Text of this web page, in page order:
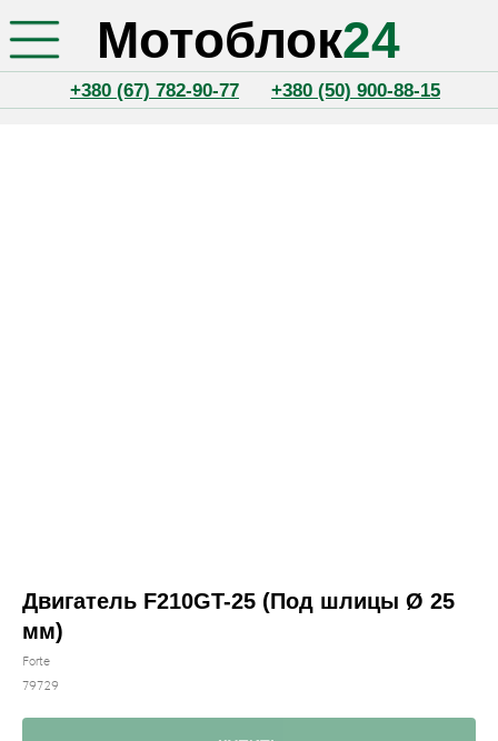
Мотоблок24
Двигатель F210GT-25 (Под шлицы Ø 25
мм)
Forte
79729